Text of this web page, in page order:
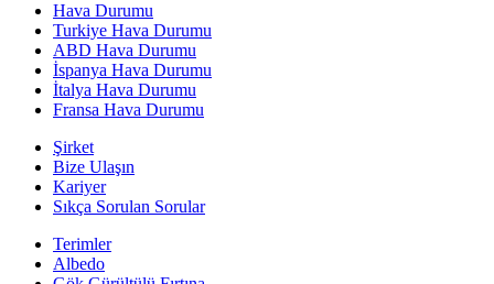
Hava Durumu
Turkiye Hava Durumu
ABD Hava Durumu
İspanya Hava Durumu
İtalya Hava Durumu
Fransa Hava Durumu
Şirket
Bize Ulaşın
Kariyer
Sıkça Sorulan Sorular
Terimler
Albedo